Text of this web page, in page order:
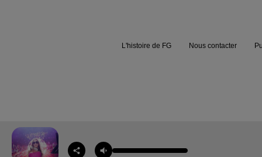
L'histoire de FG Nous contacter